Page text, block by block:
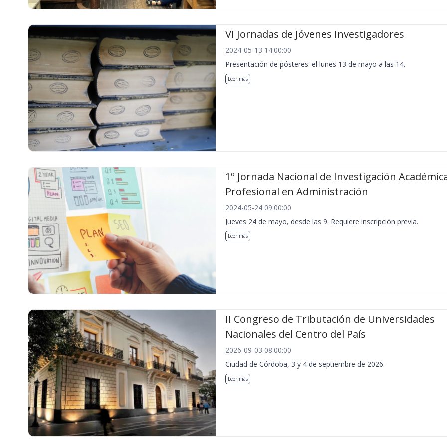
VI Jornadas de Jóvenes Investigadores
2024-05-13 14:00:00
Presentación de pósteres: el lunes 13 de mayo a las 14.
Leer más
1º Jornada Nacional de Investigación
Profesional en Administración
2024-05-24 09:00:00
Jueves 24 de mayo, desde las 9. Requiere inscripción previa.
Leer más
II Congreso de Tributación de Universidades
Nacionales del Centro del País
2026-09-03 08:00:00
Ciudad de Córdoba, 3 y 4 de septiembre de 2026.
Leer más